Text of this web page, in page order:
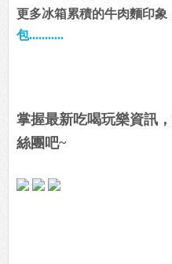
更多冰箱累積的牛肉麵印象
包...........
掌握最新吃喝玩樂資訊
絲團吧~